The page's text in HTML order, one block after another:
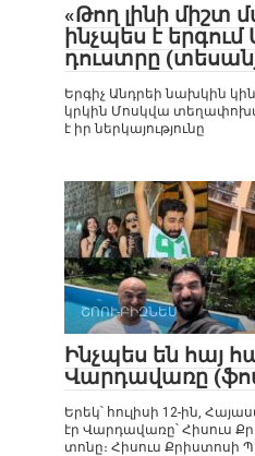
«Թող լինի միշտ
ինչպես է երգում
դուստրը
Երգիչ Անդրեի նախկին
կրկին Մոսկվա
է իր ներկայությունը
ՇՈՈՒ-ԲԻԶՆԵՍ
Ինչպես են հայ
Վարդավառը
Երեկ՝ հուլիսի 12-ին,
էր Վարդավառը՝ Հիսուս
տոնը։ Հիսուս Քրիստոսի